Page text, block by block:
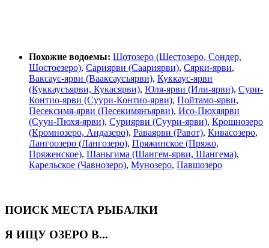
Похожие водоемы: Шотозеро (Шестозеро, Сондер,
Шостоезеро), Сариярви (Саариярви), Сярки-ярви,
Ваксаус-ярви (Вааксаусъярви), Куккаус-ярви
(Куккаусъярви, Кукасярви), Юля-ярви (Или-ярви), Сури-
Контио-ярви (Суури-Контио-ярви), Пойтамо-ярви,
Песексимя-ярви (Песекимянъярви), Исо-Пюхяярви
(Суун-Пюхя-ярви), Суриярви (Суури-ярви), Крошнозеро
(Кромнозеро, Андазеро), Раваярви (Равот), Кивасозеро,
Лангоозеро (Лангозеро), Пряжинское (Пряжо,
Пряженское), Шаньгима (Шангем-ярви, Шангема),
Карельское (Чавнозеро), Мунозеро, Павшозеро
ПОИСК МЕСТА РЫБАЛКИ
Я ИЩУ ОЗЕРО В...